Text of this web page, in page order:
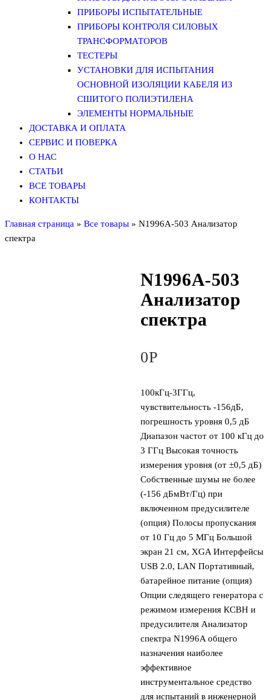
ПРИБОРЫ ИСПЫТАТЕЛЬНЫЕ
ПРИБОРЫ КОНТРОЛЯ СИЛОВЫХ
ТРАНСФОРМАТОРОВ
ТЕСТЕРЫ
УСТАНОВКИ ДЛЯ ИСПЫТАНИЯ
ОСНОВНОЙ ИЗОЛЯЦИИ КАБЕЛЯ ИЗ
СШИТОГО ПОЛИЭТИЛЕНА
ЭЛЕМЕНТЫ НОРМАЛЬНЫЕ
ДОСТАВКА И ОПЛАТА
СЕРВИС И ПОВЕРКА
О НАС
СТАТЬИ
ВСЕ ТОВАРЫ
КОНТАКТЫ
Главная страница » Все товары » N1996A-503 Анализатор
спектра
N1996A-503
Анализатор
спектра
0Р
100кГц-3ГГц,
чувствительность -156дБ,
погрешность уровня 0,5 дБ
Диапазон частот от 100 кГц до
3 ГГц Высокая точность
измерения уровня (от ±0,5 дБ)
Собственные шумы не более
(-156 дБмВт/Гц) при
включенном предусилителе
(опция) Полосы пропускания
от 10 Гц до 5 МГц Большой
экран 21 см, XGA Интерфейсы
USB 2.0, LAN Портативный,
батарейное питание (опция)
Опции следящего генератора с
режимом измерения КСВН и
предусилителя Анализатор
спектра N1996A общего
назначения наиболее
эффективное
инструментальное средство
для испытаний в инженерной